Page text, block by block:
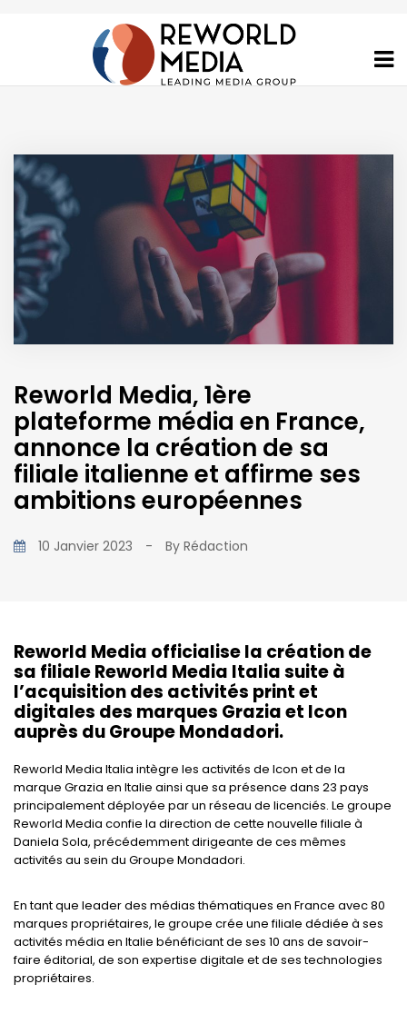
Reworld Media, 1ère
plateforme média en France,
annonce la création de sa
filiale italienne et affirme ses
ambitions européennes
10 Janvier 2023 - By Rédaction
Reworld Media officialise la création de
sa filiale Reworld Media Italia suite à
l’acquisition des activités print et
digitales des marques Grazia et Icon
auprès du Groupe Mondadori.
Reworld Media Italia intègre les activités de Icon et de la
marque Grazia en Italie ainsi que sa présence dans 23 pays
principalement déployée par un réseau de licenciés. Le groupe
Reworld Media confie la direction de cette nouvelle filiale à
Daniela Sola, précédemment dirigeante de ces mêmes
activités au sein du Groupe Mondadori.
En tant que leader des médias thématiques en France avec 80
marques propriétaires, le groupe crée une filiale dédiée à ses
activités média en Italie bénéficiant de ses 10 ans de savoir-
faire éditorial, de son expertise digitale et de ses technologies
propriétaires.